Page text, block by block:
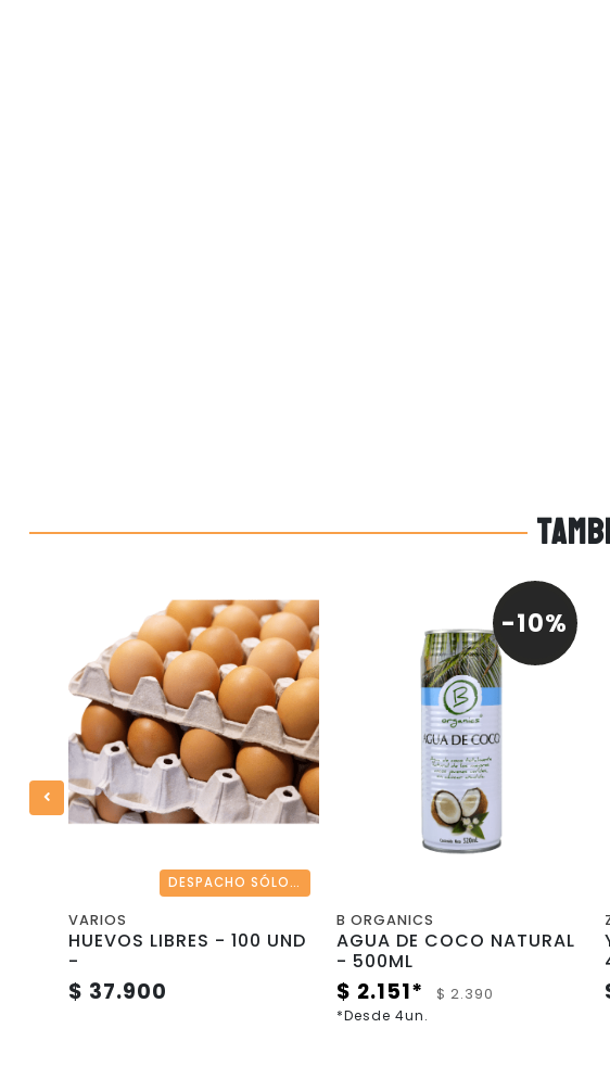
DESPACHO SÓLO REGIÓN METROPOLITANA
VARIOS
HUEVOS LIBRES - 100 UND
-
$ 37.900
-10%
B ORGANICS
AGUA DE COCO NATURAL
- 500ML
$ 2.151*
$ 2.390
*Desde 4un.